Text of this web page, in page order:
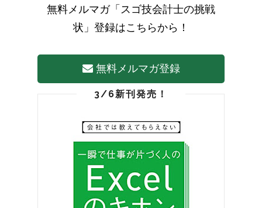
無料メルマガ「スゴ技会計士の挑戦
状」登録はこちらから！
無料メルマガ登録
3/6新刊発売！